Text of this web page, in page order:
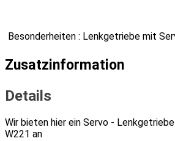
Besonderheiten : Lenkgetriebe mit
Zusatzinformation
Details
Wir bieten hier ein Servo -
W221 an